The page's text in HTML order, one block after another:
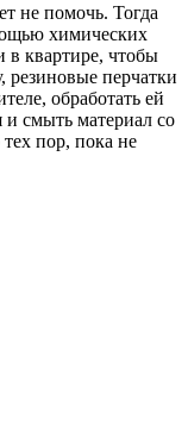
не помочь. Тогда
химических
в квартире, чтобы
резиновые перчатки
обработать ей
и смыть материал со
пор, пока не